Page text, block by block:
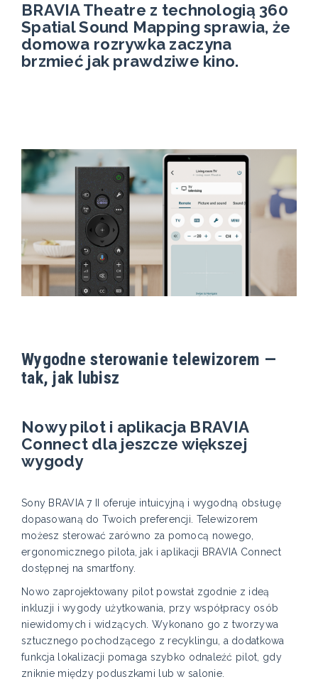
BRAVIA Theatre z technologią 360
Spatial Sound Mapping sprawia, że
domowa rozrywka zaczyna
brzmieć jak prawdziwe kino.
Wygodne sterowanie telewizorem —
tak, jak lubisz
Nowy pilot i aplikacja BRAVIA
Connect dla jeszcze większej
wygody
Sony BRAVIA 7 II oferuje intuicyjną i wygodną obsługę
dopasowaną do Twoich preferencji. Telewizorem
możesz sterować zarówno za pomocą nowego,
ergonomicznego pilota, jak i aplikacji BRAVIA Connect
dostępnej na smartfony.
Nowo zaprojektowany pilot powstał zgodnie z ideą
inkluzji i wygody użytkowania, przy współpracy osób
niewidomych i widzących. Wykonano go z tworzywa
sztucznego pochodzącego z recyklingu, a dodatkowa
funkcja lokalizacji pomaga szybko odnaleźć pilot, gdy
zniknie między poduszkami lub w salonie.